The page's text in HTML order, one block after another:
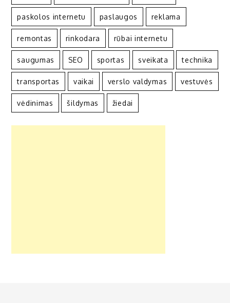
paskolos internetu paslaugos reklama
remontas rinkodara rūbai internetu
saugumas SEO sportas sveikata technika
transportas vaikai verslo valdymas vestuvės
vėdinimas šildymas žiedai